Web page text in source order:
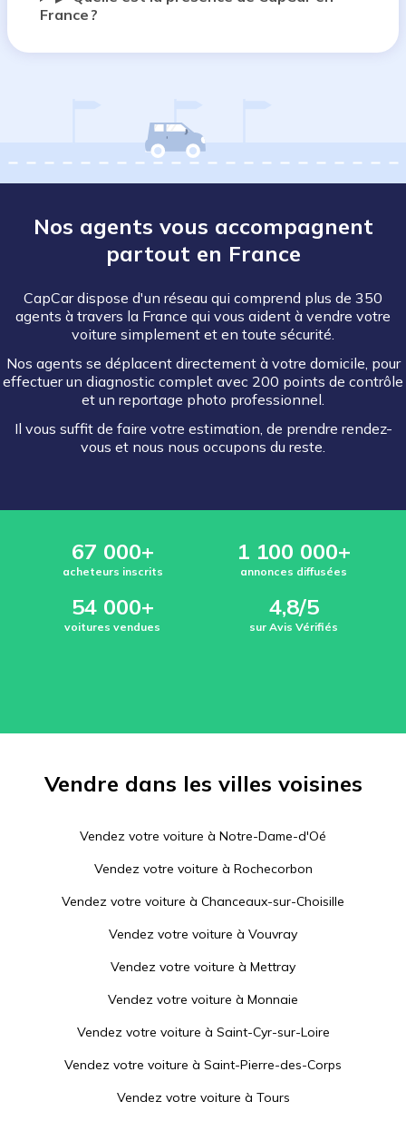
France ?
Nos agents vous accompagnent
partout en France
CapCar dispose d'un réseau qui comprend plus de 350
agents à travers la France qui vous aident à vendre votre
voiture simplement et en toute sécurité.
Nos agents se déplacent directement à votre domicile, pour
effectuer un diagnostic complet avec 200 points de contrôle
et un reportage photo professionnel.
Il vous suffit de faire votre estimation, de prendre rendez-
vous et nous nous occupons du reste.
67 000+
acheteurs inscrits
1 100 000+
annonces diffusées
54 000+
voitures vendues
4,8/5
sur Avis Vérifiés
Vendre dans les villes voisines
Vendez votre voiture à Notre-Dame-d'Oé
Vendez votre voiture à Rochecorbon
Vendez votre voiture à Chanceaux-sur-Choisille
Vendez votre voiture à Vouvray
Vendez votre voiture à Mettray
Vendez votre voiture à Monnaie
Vendez votre voiture à Saint-Cyr-sur-Loire
Vendez votre voiture à Saint-Pierre-des-Corps
Vendez votre voiture à Tours